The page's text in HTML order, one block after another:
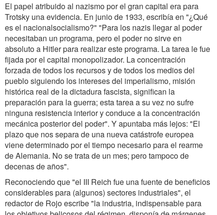
El papel atribuido al nazismo por el gran capital era para
Trotsky una evidencia. En junio de 1933, escribía en "¿Qué
es el nacionalsocialismo?" "Para los nazis llegar al poder
necesitaban un programa, pero el poder no sirve en
absoluto a Hitler para realizar este programa. La tarea le fue
fijada por el capital monopolizador. La concentración
forzada de todos los recursos y de todos los medios del
pueblo siguiendo los intereses del imperialismo, misión
histórica real de la dictadura fascista, significan la
preparación para la guerra; esta tarea a su vez no sufre
ninguna resistencia interior y conduce a la concentración
mecánica posterior del poder". Y apuntaba más lejos: "El
plazo que nos separa de una nueva catástrofe europea
viene determinado por el tiempo necesario para el rearme
de Alemania. No se trata de un mes; pero tampoco de
decenas de años".
Reconociendo que "el III Reich fue una fuente de beneficios
considerables para (algunos) sectores industriales", el
redactor de Rojo escribe "la industria, indispensable para